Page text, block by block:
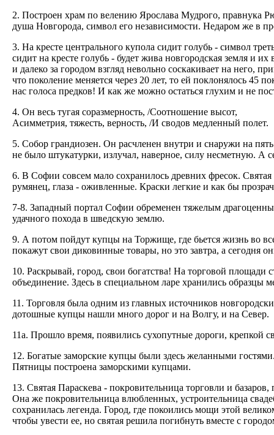
2. Построен храм по велению Ярослава Мудрого, правнука
душа Новгорода, символ его независимости. Недаром же в
3. На кресте центрального купола сидит голубь - символ
сидит на кресте голубь - будет жива новгородская земля и
и далеко за городом взгляд невольно соскакивает на него,
что поколение меняется через 20 лет, то ей поклонялось 45
нас голоса предков! И как же можно остаться глухим и не
4. Он весь тугая соразмерность, /Соотношение высот,
Асимметрия, тяжесть, верность, /И сводов медленный полет.
5. Собор грандиозен. Он расчленен внутри и снаружи на
не было штукатурки, излучал, наверное, силу несметную. А
6. В Софии совсем мало сохранилось древних фресок.
румянец, глаза - оживленные. Краски легкие и как бы
7-8. Западный портал Софии обременен тяжелым
удачного похода в шведскую землю.
9. А потом пойдут купцы на Торжище, где бьется жизнь во
покажут свои диковинные товары, но это завтра, а сегодня
10. Раскрывай, город, свои богатства! На торговой
объединение. Здесь в специальном ларе хранились образцы
11. Торговля была одним из главных источников
дотошные купцы нашли много дорог и на Волгу, и на Север.
11а. Прошло время, появились сухопутные дороги, крепкой
12. Богатые заморские купцы были здесь желанными
Пятницы построена заморскими купцами.
13. Святая Параскева - покровительница торговли и
Она же покровительница влюбленных, устроительница
сохранилась легенда. Город, где покоились мощи этой
чтобы увести ее, но святая решила погибнуть вместе с